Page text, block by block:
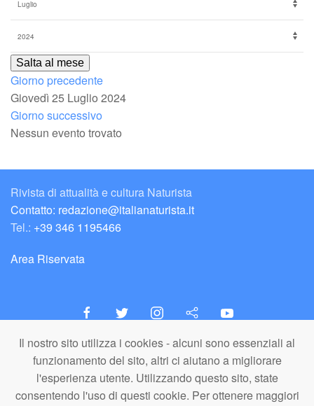
Il nostro sito utilizza i cookies - alcuni sono essenziali al
funzionamento del sito, altri ci aiutano a migliorare
l'esperienza utente. Utilizzando questo sito, state
consentendo l'uso di questi cookie. Per ottenere maggiori
Salta al mese
Giorno precedente
Giovedì 25 Luglio 2024
Giorno successivo
Nessun evento trovato
Rivista di attualità e cultura Naturista
Contatto: redazione@italianaturista.it
Tel.: +39 346 1195466
Area Riservata
italiaNATURISTA
Editore e Redazione
A.N.ITA. Associazione Naturista Italiana (APS)
C.F. 80203710159